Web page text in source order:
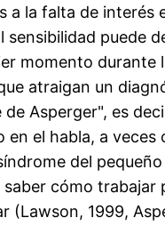
a la falta de interés
sensibilidad puede
momento durante
atraigan un
de Asperger", es
en el habla, a veces
del
saber cómo trabajar
(Lawson, 1999,